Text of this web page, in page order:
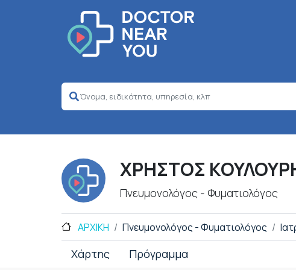
ΧΡΗΣΤΟΣ
Πνευμονολόγος - Φυματιολόγος
ΑΡΧΙΚΗ Πνευμονολόγος - Φυματιολόγος
Χάρτης Πρόγραμμα